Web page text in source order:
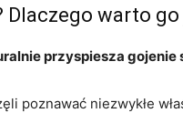
Dlaczego warto go
przyspiesza gojenie
poznawać niezwykłe